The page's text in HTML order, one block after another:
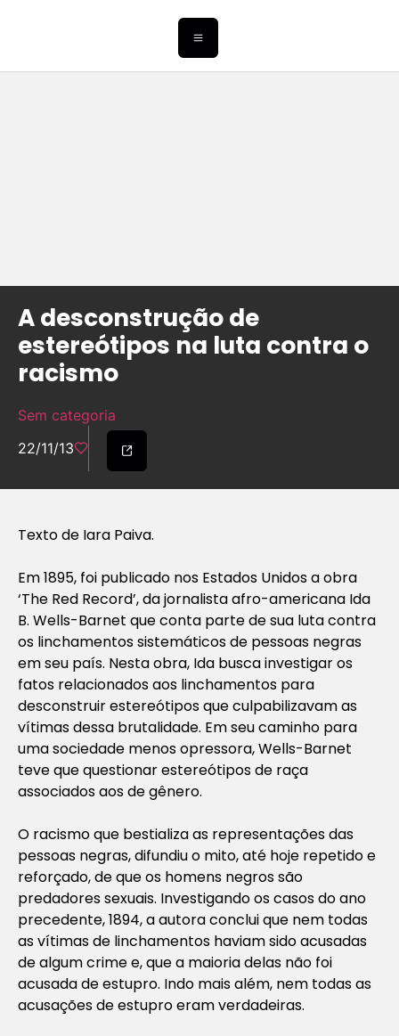
A desconstrução de
estereótipos na luta contra o
racismo
Sem categoria
22/11/13
Texto de Iara Paiva.
Em 1895, foi publicado nos Estados Unidos a obra
‘The Red Record’, da jornalista afro-americana Ida
B. Wells-Barnet que conta parte de sua luta contra
os linchamentos sistemáticos de pessoas negras
em seu país. Nesta obra, Ida busca investigar os
fatos relacionados aos linchamentos para
desconstruir estereótipos que culpabilizavam as
vítimas dessa brutalidade. Em seu caminho para
uma sociedade menos opressora, Wells-Barnet
teve que questionar estereótipos de raça
associados aos de gênero.
O racismo que bestializa as representações das
pessoas negras, difundiu o mito, até hoje repetido e
reforçado, de que os homens negros são
predadores sexuais. Investigando os casos do ano
precedente, 1894, a autora conclui que nem todas
as vítimas de linchamentos haviam sido acusadas
de algum crime e, que a maioria delas não foi
acusada de estupro. Indo mais além, nem todas as
acusações de estupro eram verdadeiras.